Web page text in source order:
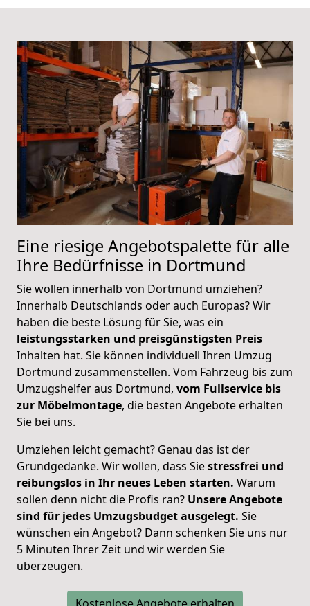
Eine riesige Angebotspalette für alle
Ihre Bedürfnisse in Dortmund
Sie wollen innerhalb von Dortmund umziehen?
Innerhalb Deutschlands oder auch Europas? Wir
haben die beste Lösung für Sie, was ein
leistungsstarken und preisgünstigsten Preis
Inhalten hat. Sie können individuell Ihren Umzug
Dortmund zusammenstellen. Vom Fahrzeug bis zum
Umzugshelfer aus Dortmund, vom Fullservice bis
zur Möbelmontage, die besten Angebote erhalten
Sie bei uns.
Umziehen leicht gemacht? Genau das ist der
Grundgedanke. Wir wollen, dass Siestressfrei und
reibungslos in Ihr neues Leben starten. Warum
sollen denn nicht die Profis ran? Unsere Angebote
sind für jedes Umzugsbudget ausgelegt. Sie
wünschen ein Angebot? Dann schenken Sie uns nur
5 Minuten Ihrer Zeit und wir werden Sie
überzeugen.